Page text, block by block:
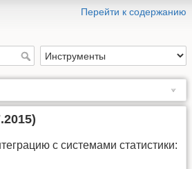
Перейти к содержанию
с системами статистики: